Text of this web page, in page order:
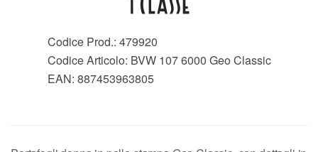
Codice Prod.: 479920
Codice Articolo: BVW 107 6000 Geo Classic
EAN: 887453963805